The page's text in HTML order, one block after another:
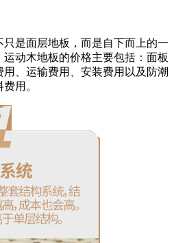
是面层地板，而是自下而上的一
动木地板的价格主要包括：面板
、运输费用、安装费用以及防潮
用。